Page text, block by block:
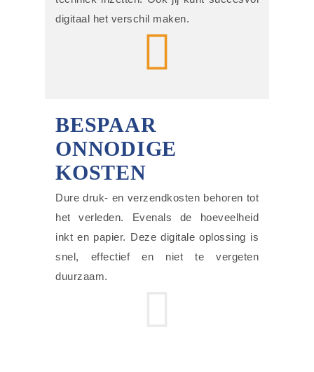
digitaal het verschil maken.
BESPAAR
ONNODIGE
KOSTEN
Dure druk- en verzendkosten behoren tot
het verleden. Evenals de hoeveelheid
inkt en papier. Deze digitale oplossing is
snel, effectief en niet te vergeten
duurzaam.